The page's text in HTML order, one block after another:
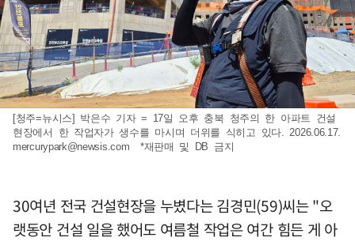
[청주=뉴시스] 박은수 기자 = 17일 오후 충북 청주의 한 아파트 건설
현장에서 한 작업자가 생수를 마시며 더위를 식히고 있다. 2026.06.17.
mercurypark@newsis.com *재판매 및 DB 금지
30여년 전국 건설현장을 누볐다는 김경민(59)씨는 "오
랫동안 건설 일을 했어도 여름철 작업은 여간 힘든 게 아